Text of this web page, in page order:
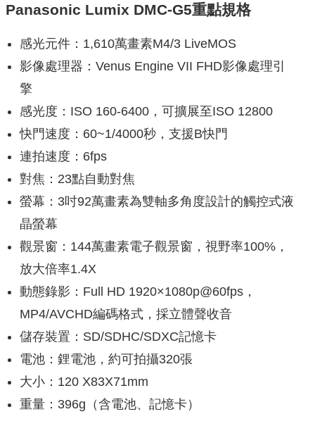
Panasonic Lumix DMC-G5重點規格
感光元件：1,610萬畫素M4/3 LiveMOS
影像處理器：Venus Engine VII FHD影像處理引
擎
感光度：ISO 160-6400，可擴展至ISO 12800
快門速度：60~1/4000秒，支援B快門
連拍速度：6fps
對焦：23點自動對焦
螢幕：3吋92萬畫素為雙軸多角度設計的觸控式液
晶螢幕
觀景窗：144萬畫素電子觀景窗，視野率100%，
放大倍率1.4X
動態錄影：Full HD 1920×1080p@60fps，
MP4/AVCHD編碼格式，採立體聲收音
儲存裝置：SD/SDHC/SDXC記憶卡
電池：鋰電池，約可拍攝320張
大小：120 X83X71mm
重量：396g（含電池、記憶卡）